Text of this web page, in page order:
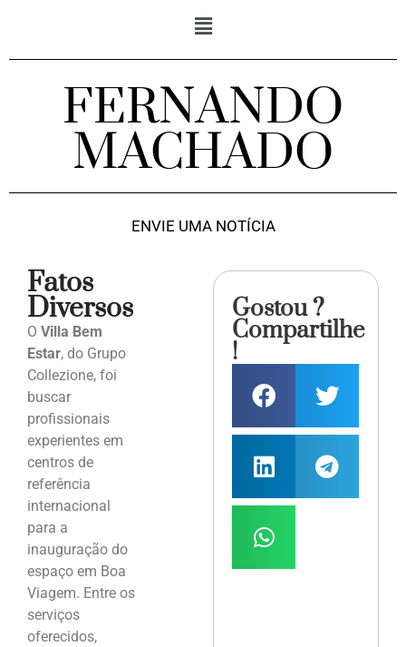
FERNANDO
MACHADO
ENVIE UMA NOTÍCIA
Fatos
Diversos
O Villa Bem
Estar, do Grupo
Collezione, foi
buscar
profissionais
experientes em
centros de
referência
internacional
para a
inauguração do
espaço em Boa
Viagem. Entre os
serviços
oferecidos,
Gostou ?
Compartilhe
!